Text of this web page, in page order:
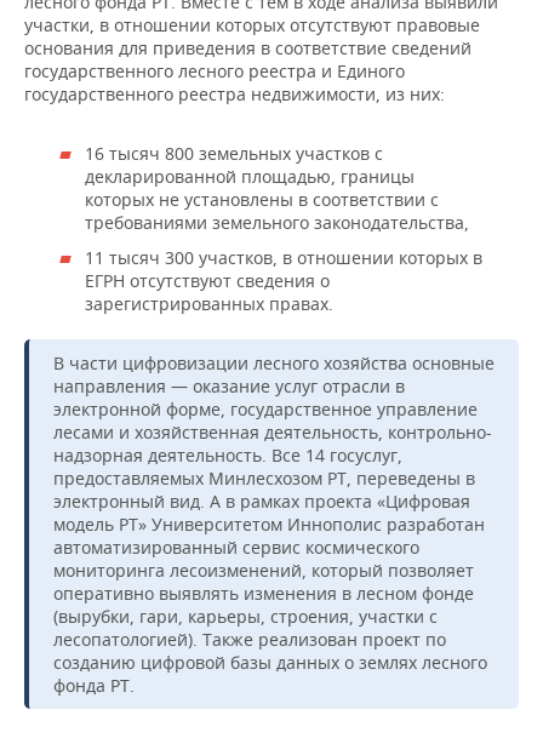
участки, в отношении которых отсутствуют правовые
основания для приведения в соответствие сведений
государственного лесного реестра и Единого
государственного реестра недвижимости, из них:
16 тысяч 800 земельных участков с
декларированной площадью, границы
которых не установлены в соответствии с
требованиями земельного законодательства,
11 тысяч 300 участков, в отношении которых в
ЕГРН отсутствуют сведения о
зарегистрированных правах.
В части цифровизации лесного хозяйства основные
направления — оказание услуг отрасли в
электронной форме, государственное управление
лесами и хозяйственная деятельность, контрольно-
надзорная деятельность. Все 14 госуслуг,
предоставляемых Минлесхозом РТ, переведены в
электронный вид. А в рамках проекта «Цифровая
модель РТ» Университетом Иннополис разработан
автоматизированный сервис космического
мониторинга лесоизменений, который позволяет
оперативно выявлять изменения в лесном фонде
(вырубки, гари, карьеры, строения, участки с
лесопатологией). Также реализован проект по
созданию цифровой базы данных о землях лесного
фонда РТ.